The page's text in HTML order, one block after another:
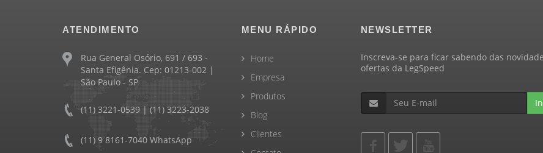
ATENDIMENTO
Rua General Osório, 691 / 693 -
Santa Efigênia. Cep: 01213-002 |
São Paulo - SP
(11) 3221-0539 | (11) 3223-2038
(11) 9 8161-7040 WhatsApp
MENU RÁPIDO
Home
Empresa
Produtos
Blog
Clientes
NEWSLETTER
Inscreva-se para ficar sabendo das
ofertas da LegSpeed